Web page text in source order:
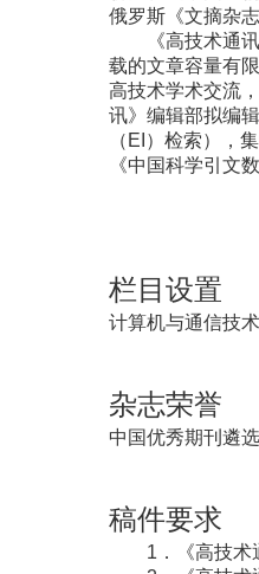
俄罗斯《文摘杂
《高技术通
载的文章容量有
高技术学术交流
讯》编辑部拟编
（EI）检索），
《中国科学引文
栏目设置
计算机与通信技
杂志荣誉
中国优秀期刊遴
稿件要求
1．《高技术